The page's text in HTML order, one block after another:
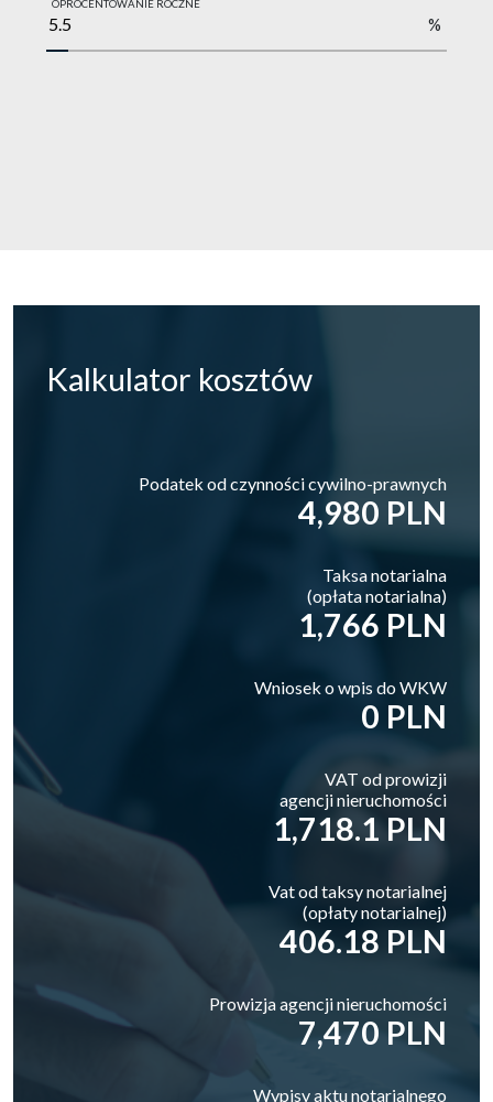
OPROCENTOWANIE ROCZNE
%
Kalkulator kosztów
Podatek od czynności cywilno-prawnych
4,980 PLN
Taksa notarialna
(opłata notarialna)
1,766 PLN
Wniosek o wpis do WKW
0 PLN
VAT od prowizji
agencji nieruchomości
1,718.1 PLN
Vat od taksy notarialnej
(opłaty notarialnej)
406.18 PLN
Prowizja agencji nieruchomości
7,470 PLN
Wypisy aktu notarialnego